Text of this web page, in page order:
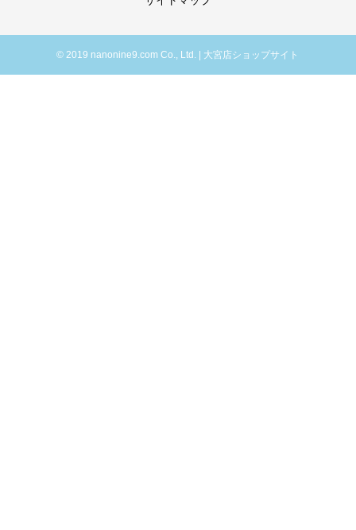
© 2019 nanonine9.com Co., Ltd. | 大宮店ショップサイト